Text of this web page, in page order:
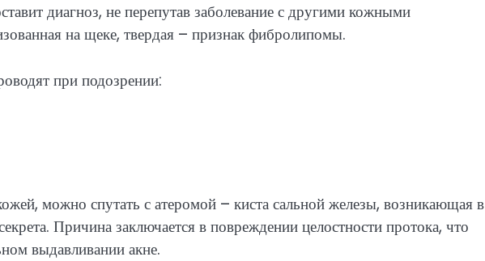
диагноз, не перепутав заболевание с другими кожными
на щеке, твердая – признак фибролипомы.
при подозрении:
можно спутать с атеромой – киста сальной железы, возникающая в
Причина заключается в повреждении целостности протока, что
выдавливании акне.